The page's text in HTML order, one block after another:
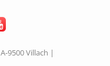
9500 Villach |